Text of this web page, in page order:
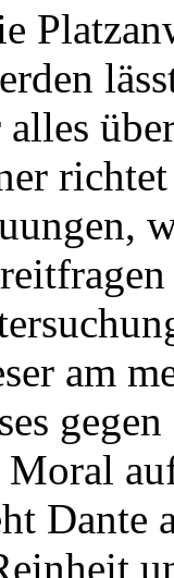
am
Dante